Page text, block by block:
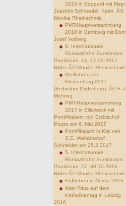
2019 in Boppard mit Msgr.
Joachim Schroedel, Kairo, Â©
Monika Rheinschmitt
PMT-Hauptversammlung
2018 in Bamberg mit Dom
Josef Vollberg
6. Internationale
Romwallfahrt Summorum
Pontificum, 14.-17.09.2017.
Bilder Â© Monika Rheinschmitt.
Wallfahrt nach
Kleinenberg 2017
(Erzbistum Paderborn), Â© F.-J.
Mehring
PMT-Hauptversammlung
2017 in Billerbeck mit
Pontifikalamt von Erzbischof
Pozzo am 6. Mai 2017
Pontifikalamt in Kiel von
S.E. Weihbischof
Schneider am 25.2.2017
5. Internationale
Romwallfahrt Summorum
Pontificum, 27.-30.10.2016.
Bilder Â© Monika Rheinschmitt.
Erdbeben in Nursia 2016
Alter Ritus auf dem
Katholikentag in Leipzig
2016